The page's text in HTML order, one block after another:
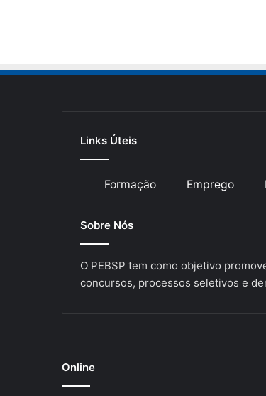
Links Úteis
Formação Emprego
Sobre Nós
O PEBSP tem como objetivo
concursos, processos seletivos e
Online